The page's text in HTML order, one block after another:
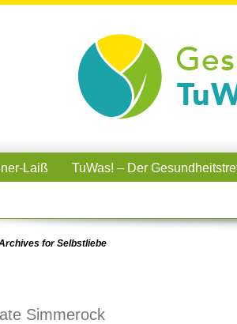
Laiß TuWas! – Der
for Selbstliebe
Simmerock